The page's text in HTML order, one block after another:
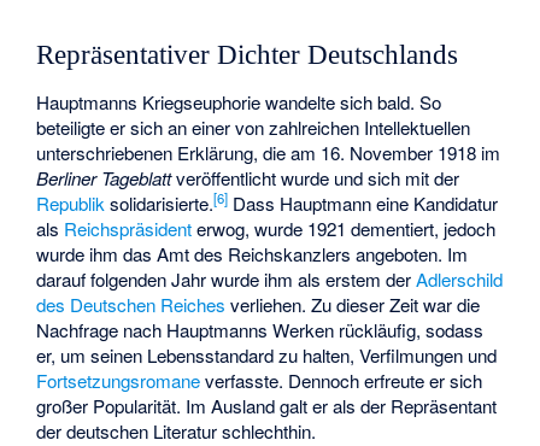
Repräsentativer Dichter Deutschlands
Hauptmanns Kriegseuphorie wandelte sich bald. So
beteiligte er sich an einer von zahlreichen Intellektuellen
unterschriebenen Erklärung, die am 16. November 1918 im
Berliner Tageblattveröffentlicht wurde und sich mit der
Republik solidarisierte.[6] Dass Hauptmann eine Kandidatur
als Reichspräsidenterwog, wurde 1921 dementiert, jedoch
wurde ihm das Amt des Reichskanzlers angeboten. Im
darauf folgenden Jahr wurde ihm als erstem derAdlerschild
des Deutschen Reiches verliehen. Zu dieser Zeit war die
Nachfrage nach Hauptmanns Werken rückläufig, sodass
er, um seinen Lebensstandard zu halten, Verfilmungen und
Fortsetzungsromaneverfasste. Dennoch erfreute er sich
großer Popularität. Im Ausland galt er als der Repräsentant
der deutschen Literatur schlechthin.